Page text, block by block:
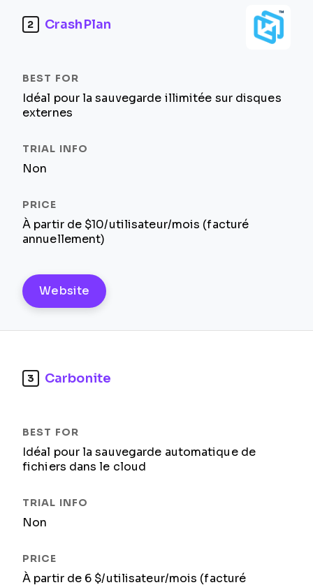
2 CrashPlan
Idéal pour la sauvegarde illimitée sur disques
externes
Non
À partir de $10/utilisateur/mois (facturé
annuellement)
Website
3 Carbonite
Idéal pour la sauvegarde automatique de
fichiers dans le cloud
Non
À partir de 6 $/utilisateur/mois (facturé